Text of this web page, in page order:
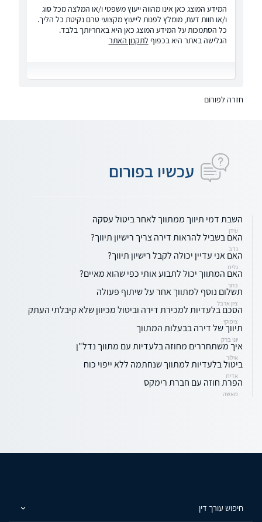
המידע המוצג כאן אינו מהווה ייעוץ משפטי ו/או המלצה מכל סוג
ו/או חוות דעת, מומלץ לפנות לייעוץ מקצועי טרם נקיטת כל הליך.
כל הסתמכות על המידע המוצג כאן היא באחריותך בלבד.
הגלישה באתר היא בכפוף לתקנון האתר
חזרה לפורום
עכשיו בפורום
השבת דמי תיווך ממתווך לאחר ביטול עסקה
עידן
האם בשביל להראות דירה צריך רישיון תיווך?
נדב
האם אני עדיין יכולה לקבל רישיון תיווך?
גלית
האם המתווך יכול לתבוע אותי כפי שהוא מאיים?
ברוך
תשלום נוסף למתווך אחר על שיתוף פעולה
ציון ארבל
הסכם בלעדיות למכירת דירה וביטול מכיוון שלא קיבלתי העתק
צימוקי
תיווך של דירה בבעלות המתווך
יוני ברק
איך משתחררים מחוזה בלעדיות עם מתווך נדל"ן
אילור
ביטול בלעדיות למתווך שנחתמה ללא ייפוי כוח
אדית
הפרת חוזה עם חברת רימקס
מאשה
חיפוש עורך דין